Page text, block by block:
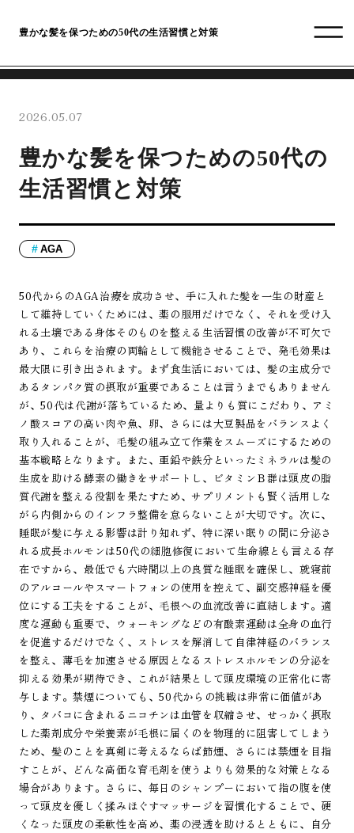
豊かな髪を保つための50代の生活習慣と対策
2026.05.07
豊かな髪を保つための50代の
生活習慣と対策
AGA
50代からのAGA治療を成功させ、手に入れた髪を一生の財産と
して維持していくためには、薬の服用だけでなく、それを受け入
れる土壌である身体そのものを整える生活習慣の改善が不可欠で
あり、これらを治療の両輪として機能させることで、発毛効果は
最大限に引き出されます。まず食生活においては、髪の主成分で
あるタンパク質の摂取が重要であることは言うまでもありません
が、50代は代謝が落ちているため、量よりも質にこだわり、アミ
ノ酸スコアの高い肉や魚、卵、さらには大豆製品をバランスよく
取り入れることが、毛髪の組み立て作業をスムーズにするための
基本戦略となります。また、亜鉛や鉄分といったミネラルは髪の
生成を助ける酵素の働きをサポートし、ビタミンＢ群は頭皮の脂
質代謝を整える役割を果たすため、サプリメントも賢く活用しな
がら内側からのインフラ整備を怠らないことが大切です。次に、
睡眠が髪に与える影響は計り知れず、特に深い眠りの間に分泌さ
れる成長ホルモンは50代の細胞修復において生命線とも言える存
在ですから、最低でも六時間以上の良質な睡眠を確保し、就寝前
のアルコールやスマートフォンの使用を控えて、副交感神経を優
位にする工夫をすることが、毛根への血流改善に直結します。適
度な運動も重要で、ウォーキングなどの有酸素運動は全身の血行
を促進するだけでなく、ストレスを解消して自律神経のバランス
を整え、薄毛を加速させる原因となるストレスホルモンの分泌を
抑える効果が期待でき、これが結果として頭皮環境の正常化に寄
与します。禁煙についても、50代からの挑戦は非常に価値があ
り、タバコに含まれるニコチンは血管を収縮させ、せっかく摂取
した薬剤成分や栄養素が毛根に届くのを物理的に阻害してしまう
ため、髪のことを真剣に考えるならば節煙、さらには禁煙を目指
すことが、どんな高価な育毛剤を使うよりも効果的な対策となる
場合があります。さらに、毎日のシャンプーにおいて指の腹を使
って頭皮を優しく揉みほぐすマッサージを習慣化することで、硬
くなった頭皮の柔軟性を高め、薬の浸透を助けるとともに、自分